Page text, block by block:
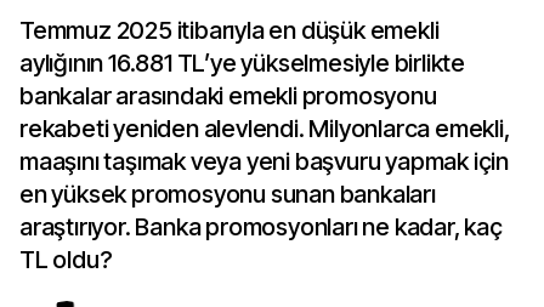
Temmuz 2025 itibarıyla en düşük emekli
aylığının 16.881 TL’ye yükselmesiyle birlikte
bankalar arasındaki emekli promosyonu
rekabeti yeniden alevlendi. Milyonlarca emekli,
maaşını taşımak veya yeni başvuru yapmak için
en yüksek promosyonu sunan bankaları
araştırıyor. Banka promosyonları ne kadar, kaç
TL oldu?